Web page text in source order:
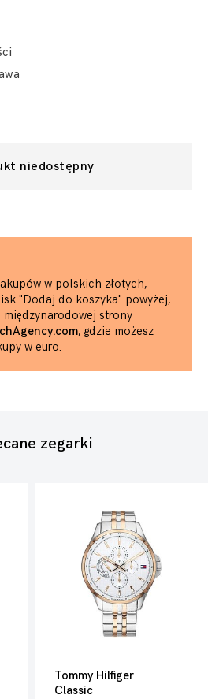
niedostępny
w polskich złotych,
"Dodaj do koszyka" powyżej,
strony
, gdzie możesz
w euro.
zegarki
Tommy Hilfiger
Classic